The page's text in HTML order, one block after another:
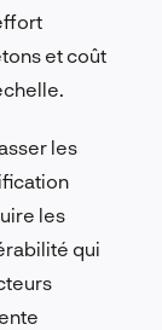
et coût
les
les
qui